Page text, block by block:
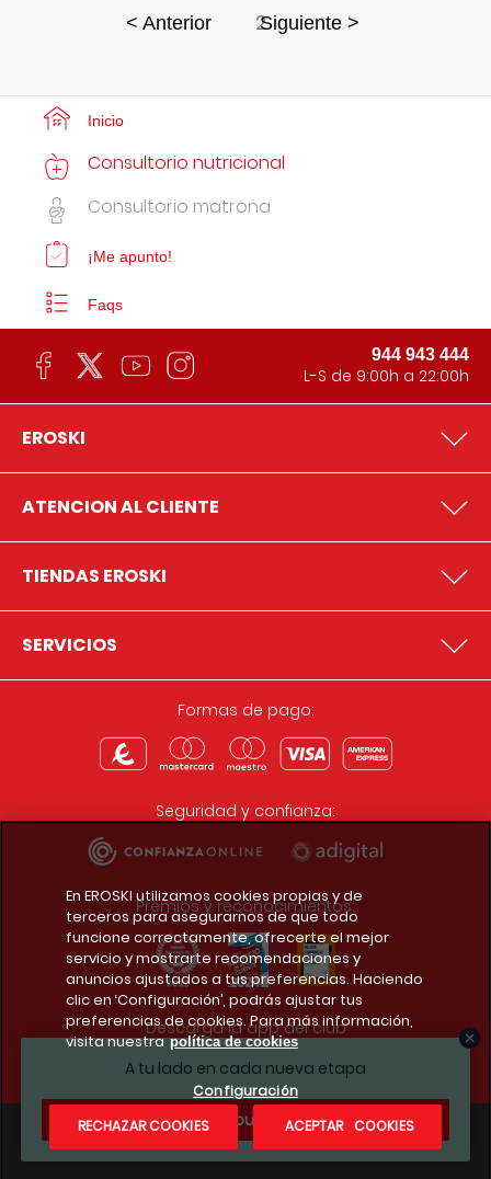
< Anterior 2Siguiente >
A tu lado en cada nueva etapa
¿Te apuntas?
Inicio
Consultorio nutricional
Consultorio matrona
¡Me apunto!
Faqs
944 943 444
L-S de 9:00h a 22:00h
EROSKI
ATENCION AL CLIENTE
TIENDAS EROSKI
SERVICIOS
Formas de pago:
Seguridad y confianza:
Premios y reconocimientos:
Descarga la app del club
Condiciones legales
En EROSKI utilizamos cookies propias y de
terceros para asegurarnos de que todo
funcione correctamente, ofrecerte el mejor
servicio y mostrarte recomendaciones y
anuncios ajustados a tus preferencias. Haciendo
clic en ‘Configuración’, podrás ajustar tus
preferencias de cookies. Para más información,
visita nuestra política de cookies
Configuración
RECHAZAR COOKIES
ACEPTAR COOKIES